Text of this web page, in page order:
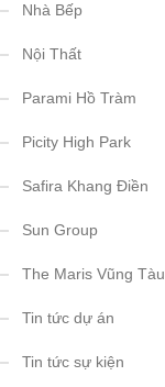
Nhà Bếp
Nội Thất
Parami Hồ Tràm
Picity High Park
Safira Khang Điền
Sun Group
The Maris Vũng Tàu
Tin tức dự án
Tin tức sự kiện